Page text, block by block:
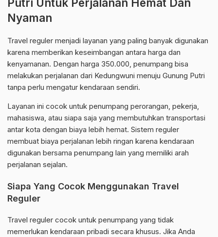
Putri Untuk Perjalanan Hemat Dan
Nyaman
Travel reguler menjadi layanan yang paling banyak digunakan
karena memberikan keseimbangan antara harga dan
kenyamanan. Dengan harga 350.000, penumpang bisa
melakukan perjalanan dari Kedungwuni menuju Gunung Putri
tanpa perlu mengatur kendaraan sendiri.
Layanan ini cocok untuk penumpang perorangan, pekerja,
mahasiswa, atau siapa saja yang membutuhkan transportasi
antar kota dengan biaya lebih hemat. Sistem reguler
membuat biaya perjalanan lebih ringan karena kendaraan
digunakan bersama penumpang lain yang memiliki arah
perjalanan sejalan.
Siapa Yang Cocok Menggunakan Travel
Reguler
Travel reguler cocok untuk penumpang yang tidak
memerlukan kendaraan pribadi secara khusus. Jika Anda